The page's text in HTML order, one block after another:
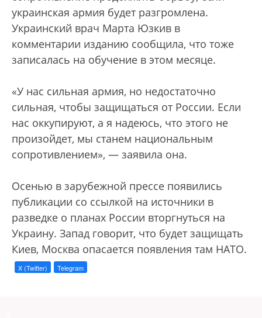
украинская армия будет разгромлена.
Украинский врач Марта Юзкив в
комментарии изданию сообщила, что тоже
записалась на обучение в этом месяце.
«У нас сильная армия, но недостаточно
сильная, чтобы защищаться от России. Если
нас оккупируют, а я надеюсь, что этого не
произойдет, мы станем национальным
сопротивлением», — заявила она.
Осенью в зарубежной прессе появились
публикации со ссылкой на источники в
разведке о планах России вторгнуться на
Украину. Запад говорит, что будет защищать
Киев, Москва опасается появления там НАТО.
X (Twitter) Telegram